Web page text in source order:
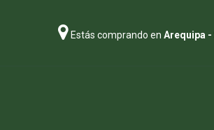
Estás comprando en Arequipa -